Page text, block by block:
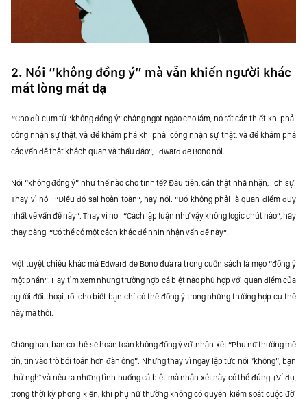
2. Nói “không đồng ý” mà vẫn khiến người khác
mát lòng mát dạ
“Cho dù cụm từ “không đồng ý” chẳng ngọt ngào cho lắm, nó rất cần thiết khi phải
công nhận sự thật, và để khám phá khi phải công nhận sự thật, và để khám phá
các vấn đề thật khách quan và thấu đáo”, Edward de Bono nói.
Nói “không đồng ý” như thế nào cho tinh tế? Đầu tiên, cần thật nhã nhặn, lịch sự.
Thay vì nói: “Điều đó sai hoàn toàn”, hãy nói: “Đó không phải là quan điểm duy
nhất về vấn đề này”. Thay vì nói: “Cách lập luận như vậy không logic chút nào”, hãy
thay bằng: “Có thể có một cách khác để nhìn nhận vấn đề này”.
Một tuyệt chiêu khác mà Edward de Bono đưa ra trong cuốn sách là mẹo “đồng ý
một phần”. Hãy tìm xem những trường hợp cá biệt nào phù hợp với quan điểm của
người đối thoại, rồi cho biết bạn chỉ có thể đồng ý trong những trường hợp cụ thể
này mà thôi.
Chẳng hạn, bạn có thể sẽ hoàn toàn không đồng ý với nhận xét “Phụ nữ thường mê
tín, tin vào trò bói toán hơn đàn ông”. Nhưng thay vì ngay lập tức nói “không”, bạn
thử nghĩ và nêu ra những tình huống cá biệt mà nhận xét này có thể đúng. (Ví dụ,
trong thời kỳ phong kiến, khi phụ nữ thường không có quyền kiểm soát cuộc đời